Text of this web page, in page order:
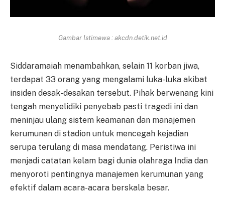
Gambar Istimewa : akcdn.detik.net.id
Siddaramaiah menambahkan, selain 11 korban jiwa,
terdapat 33 orang yang mengalami luka-luka akibat
insiden desak-desakan tersebut. Pihak berwenang kini
tengah menyelidiki penyebab pasti tragedi ini dan
meninjau ulang sistem keamanan dan manajemen
kerumunan di stadion untuk mencegah kejadian
serupa terulang di masa mendatang. Peristiwa ini
menjadi catatan kelam bagi dunia olahraga India dan
menyoroti pentingnya manajemen kerumunan yang
efektif dalam acara-acara berskala besar.